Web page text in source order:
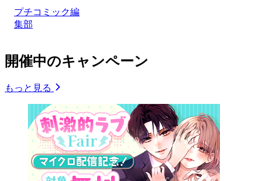
プチコミック編
集部
開催中のキャンペーン
もっと見る